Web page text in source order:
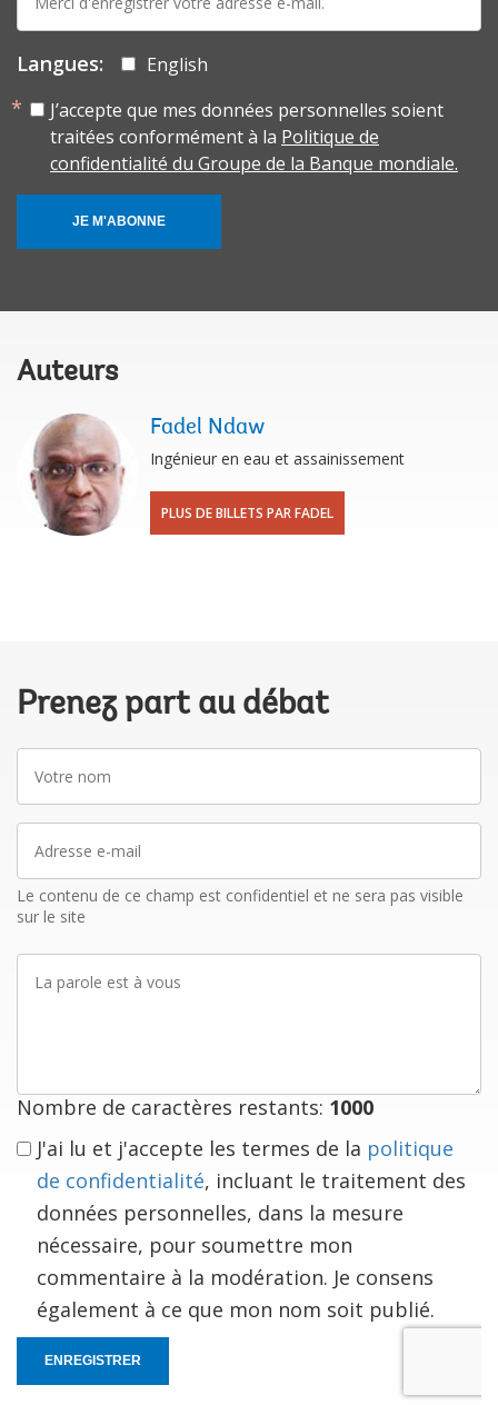
mail:
Langues:
English
J’accepte que mes données personnelles soient
traitées conformément à la Politique de
confidentialité du Groupe de la Banque mondiale.
JE M'ABONNE
Auteurs
Fadel Ndaw
Ingénieur en eau et assainissement
PLUS DE BILLETS PAR FADEL
Prenez part au débat
nom
mail
Le contenu de ce champ est confidentiel et ne sera pas visible
sur le site
parole
Nombre de caractères restants: 1000
J'ai lu et j'accepte les termes de la politique
de confidentialité, incluant le traitement des
données personnelles, dans la mesure
nécessaire, pour soumettre mon
commentaire à la modération. Je consens
également à ce que mon nom soit publié.
ENREGISTRER